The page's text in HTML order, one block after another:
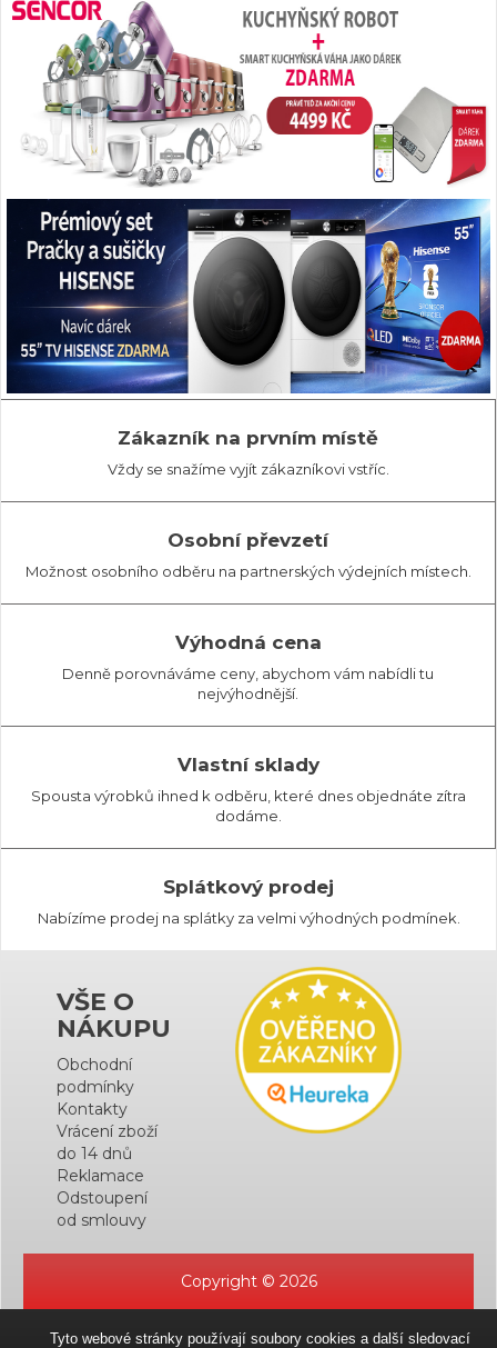
Zákazník na prvním místě
Vždy se snažíme vyjít zákazníkovi vstříc.
Osobní převzetí
Možnost osobního odběru na partnerských výdejních místech.
Výhodná cena
Denně porovnáváme ceny, abychom vám nabídli tu
nejvýhodnější.
Vlastní sklady
Spousta výrobků ihned k odběru, které dnes objednáte zítra
dodáme.
Splátkový prodej
Nabízíme prodej na splátky za velmi výhodných podmínek.
VŠE O
NÁKUPU
Obchodní
podmínky
Kontakty
Vrácení zboží
do 14 dnů
Reklamace
Odstoupení
od smlouvy
Copyright © 2026
Tyto webové stránky používají soubory cookies a další sledovací